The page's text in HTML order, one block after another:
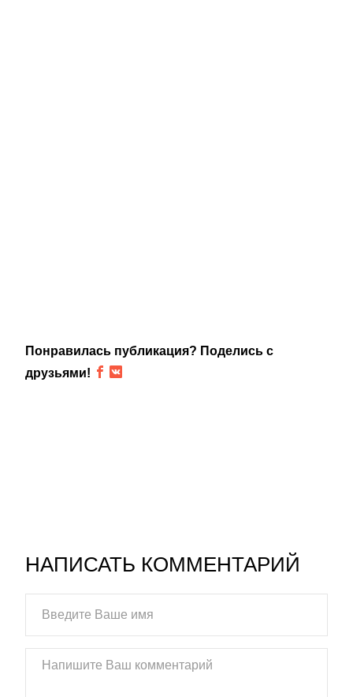
Понравилась публикация? Поделись с
друзьями!
НАПИСАТЬ КОММЕНТАРИЙ